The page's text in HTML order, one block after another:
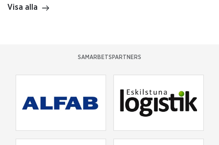
Visa alla
SAMARBETSPARTNERS